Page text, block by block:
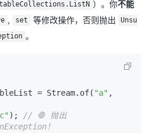
）。你不能
, set 等修改操作，否则抛出
Unsu
。
= Stream.of( "a"
);
// 🛑 抛出
！